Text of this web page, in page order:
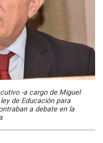
-a cargo de Miguel
de Educación para
a debate en la